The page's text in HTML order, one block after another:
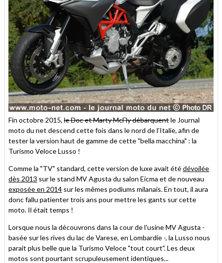
Fin octobre 2015, le Doc et Marty McFly débarquentle Journal
moto du net descend cette fois dans le nord de l'Italie, afin de
tester la version haut de gamme de cette "bella macchina" : la
Turismo Veloce Lusso !
Comme la "TV" standard, cette version de luxe avait étédévoilée
dès 2013 sur le stand MV Agusta du salon Eicma et de nouveau
exposée en 2014 sur les mêmes podiums milanais. En tout, il aura
donc fallu patienter trois ans pour mettre les gants sur cette
moto. Il était temps !
Lorsque nous la découvrons dans la cour de l'usine MV Agusta -
basée sur les rives du lac de Varese, en Lombardie -, la Lusso nous
parait plus belle que la Turismo Veloce "tout court". Les deux
motos sont pourtant scrupuleusement identiques...